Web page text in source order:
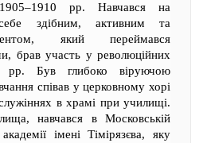
рр. Навчався на
здібним, активним та
який переймався
брав участь у революційних
рр. Був глибоко віруючою
співав у церковному хорі
в храмі при училищі.
навчався в Московській
академії імені Тімірязєва, яку